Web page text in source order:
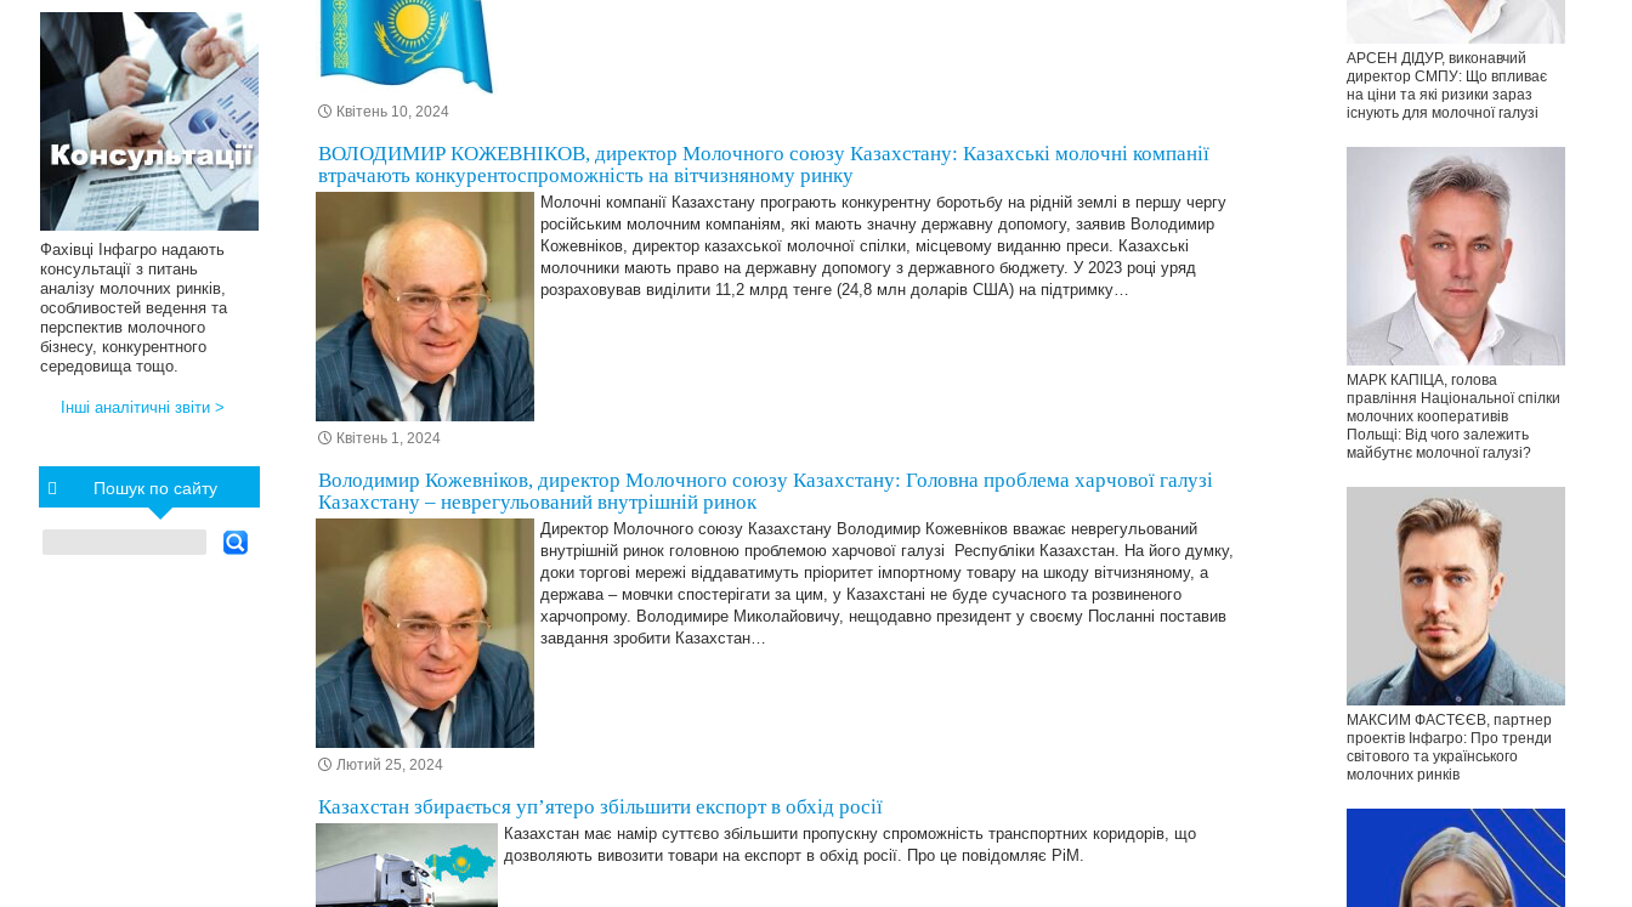
Квітень 10, 2024
ВОЛОДИМИР КОЖЕВНІКОВ, директор Молочного союзу Казахстану: Казахські молочні компанії
втрачають конкурентоспроможність на вітчизняному ринку
Молочні компанії Казахстану програють конкурентну боротьбу на рідній землі в першу чергу
російським молочним компаніям, які мають значну державну допомогу, заявив Володимир
Кожевніков, директор казахської молочної спілки, місцевому виданню преси. Казахські
молочники мають право на державну допомогу з державного бюджету. У 2023 році уряд
розраховував виділити 11,2 млрд тенге (24,8 млн доларів США) на підтримку…
Квітень 1, 2024
Володимир Кожевніков, директор Молочного союзу Казахстану: Головна проблема харчової галузі
Казахстану – неврегульований внутрішній ринок
Директор Молочного союзу Казахстану Володимир Кожевніков вважає неврегульований
внутрішній ринок головною проблемою харчової галузі Республіки Казахстан. На його думку,
доки торгові мережі віддаватимуть пріоритет імпортному товару на шкоду вітчизняному, а
держава – мовчки спостерігати за цим, у Казахстані не буде сучасного та розвиненого
харчопрому. Володимире Миколайовичу, нещодавно президент у своєму Посланні поставив
завдання зробити Казахстан…
Лютий 25, 2024
Казахстан збирається упʼятеро збільшити експорт в обхід росії
Казахстан має намір суттєво збільшити пропускну спроможність транспортних коридорів, що
дозволяють вивозити товари на експорт в обхід росії. Про це повідомляє PiM.
АРСЕН ДІДУР, виконавчий
директор СМПУ: Що впливає
на ціни та які ризики зараз
існують для молочної галузі
МАРК КАПІЦА, голова
правління Національної спілки
молочних кооперативів
Польщі: Від чого залежить
майбутнє молочної галузі?
МАКСИМ ФАСТЄЄВ, партнер
проектів Інфагро: Про тренди
світового та українського
молочних ринків
Фахівці Інфагро надають
консультації з питань
аналізу молочних ринків,
особливостей ведення та
перспектив молочного
бізнесу, конкурентного
середовища тощо.
Інші аналітичні звіти >
Пошук по сайту